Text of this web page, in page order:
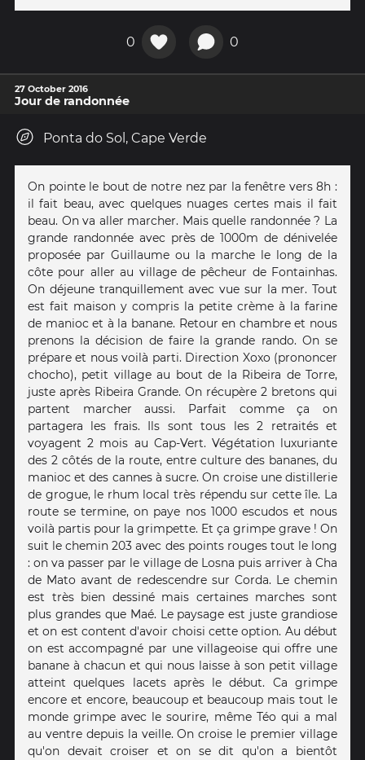
0 0
27 October 2016
Jour de randonnée
Ponta do Sol, Cape Verde
On pointe le bout de notre nez par la fenêtre vers 8h :
il fait beau, avec quelques nuages certes mais il fait
beau. On va aller marcher. Mais quelle randonnée ? La
grande randonnée avec près de 1000m de dénivelée
proposée par Guillaume ou la marche le long de la
côte pour aller au village de pêcheur de Fontainhas.
On déjeune tranquillement avec vue sur la mer. Tout
est fait maison y compris la petite crème à la farine
de manioc et à la banane. Retour en chambre et nous
prenons la décision de faire la grande rando. On se
prépare et nous voilà parti. Direction Xoxo (prononcer
chocho), petit village au bout de la Ribeira de Torre,
juste après Ribeira Grande. On récupère 2 bretons qui
partent marcher aussi. Parfait comme ça on
partagera les frais. Ils sont tous les 2 retraités et
voyagent 2 mois au Cap-Vert. Végétation luxuriante
des 2 côtés de la route, entre culture des bananes, du
manioc et des cannes à sucre. On croise une distillerie
de grogue, le rhum local très répendu sur cette île. La
route se termine, on paye nos 1000 escudos et nous
voilà partis pour la grimpette. Et ça grimpe grave ! On
suit le chemin 203 avec des points rouges tout le long
: on va passer par le village de Losna puis arriver à Cha
de Mato avant de redescendre sur Corda. Le chemin
est très bien dessiné mais certaines marches sont
plus grandes que Maé. Le paysage est juste grandiose
et on est content d'avoir choisi cette option. Au début
on est accompagné par une villageoise qui offre une
banane à chacun et qui nous laisse à son petit village
atteint quelques lacets après le début. Ca grimpe
encore et encore, beaucoup et beaucoup mais tout le
monde grimpe avec le sourire, même Téo qui a mal
au ventre depuis la veille. On croise le premier village
qu'on devait croiser et on se dit qu'on a bientôt